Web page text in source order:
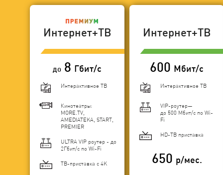
Интернет+ТВ
до 8 Гбит/с
Интерактивное ТВ
Кинотеатры:
MORE.TV,
AMEDIATEKA, START,
PREMIER
ULTRA VIP роутер - до
2Гбит/c по Wi-Fi
ТВ-приставка с 4K
Интернет+ТВ
600 Мбит/с
Интерактивное ТВ
VIP-роутер—
до 500 Мбит/с по Wi-
Fi
HD-ТВ приставка
650 р/мес.